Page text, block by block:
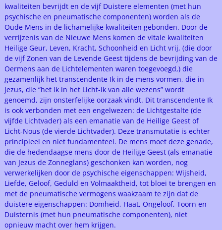
kwaliteiten bevrijdt en de vijf Duistere elementen (met hun
psychische en pneumatische componenten) worden als de
Oude Mens in de lichamelijke kwaliteiten gebonden. Door de
verrijzenis van de Nieuwe Mens komen de vitale kwaliteiten
Heilige Geur, Leven, Kracht, Schoonheid en Licht vrij, (die door
de vijf Zonen van de Levende Geest tijdens de bevrijding van de
Oermens aan de Lichtelementen waren toegevoegd,) die
gezamenlijk het transcendente Ik in de mens vormen, die in
Jezus, die “het Ik in het Licht-ik van alle wezens” wordt
genoemd, zijn onsterfelijke oorzaak vindt. Dit transcendente Ik
is ook verbonden met een engelwezen: de Lichtgestalte (de
vijfde Lichtvader) als een emanatie van de Heilige Geest of
Licht-Nous (de vierde Lichtvader). Deze transmutatie is echter
principieel en niet fundamenteel. De mens moet deze genade,
die de hedendaagse mens door de Heilige Geest (als emanatie
van Jezus de Zonneglans) geschonken kan worden, nog
verwerkelijken door de psychische eigenschappen: Wijsheid,
Liefde, Geloof, Geduld en Volmaaktheid, tot bloei te brengen en
met de pneumatische vermogens waakzaam te zijn dat de
duistere eigenschappen: Domheid, Haat, Ongeloof, Toorn en
Duisternis (met hun pneumatische componenten), niet
opnieuw macht over hem krijgen.